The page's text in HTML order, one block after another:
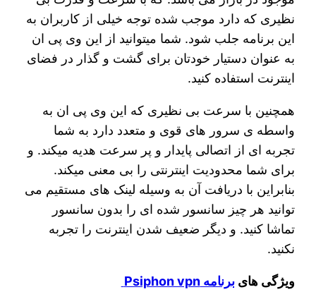
نظیری که دارد موجب شده توجه خیلی از کاربران به
این برنامه جلب شود. شما میتوانید از این وی پی ان
به عنوان دستیار خودتان برای گشت و گذار در فضای
اینترنت استفاده کنید.
همچنین با سرعت بی نظیری که این وی پی ان به
واسطه ی سرور های قوی و متعدد دارد به شما
تجربه ای از اتصالی پایدار و پر سرعت هدیه میکند. و
برای شما محدودیت اینترنتی را بی معنی میکند.
بنابراین با دریافت آن به وسیله لینک های مستقیم می
توانید هر چیز سانسور شده ای را بدون سانسور
تماشا کنید. و دیگر ضعیف شدن اینترنت را تجربه
نکنید.
ویژگی هایبرنامه Psiphon vpn